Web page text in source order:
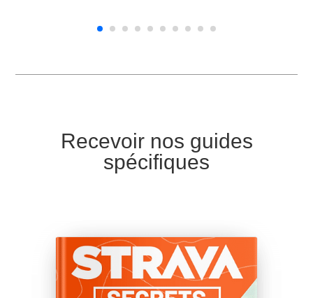
Recevoir nos guides
spécifiques